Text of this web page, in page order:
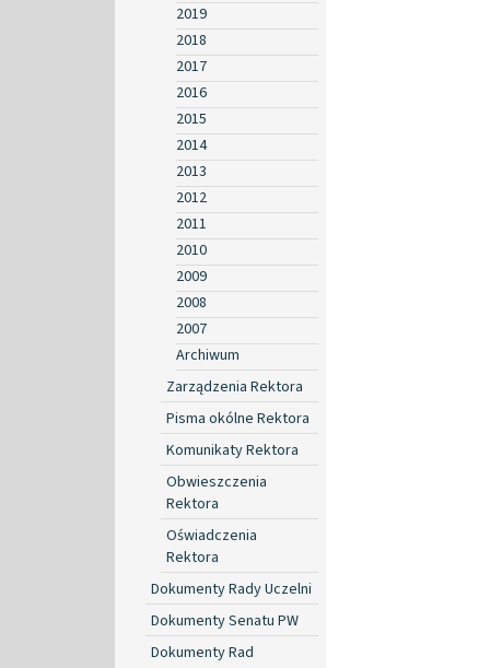
2019
2018
2017
2016
2015
2014
2013
2012
2011
2010
2009
2008
2007
Archiwum
Zarządzenia Rektora
Pisma okólne Rektora
Komunikaty Rektora
Obwieszczenia
Rektora
Oświadczenia
Rektora
Dokumenty Rady Uczelni
Dokumenty Senatu PW
Dokumenty Rad